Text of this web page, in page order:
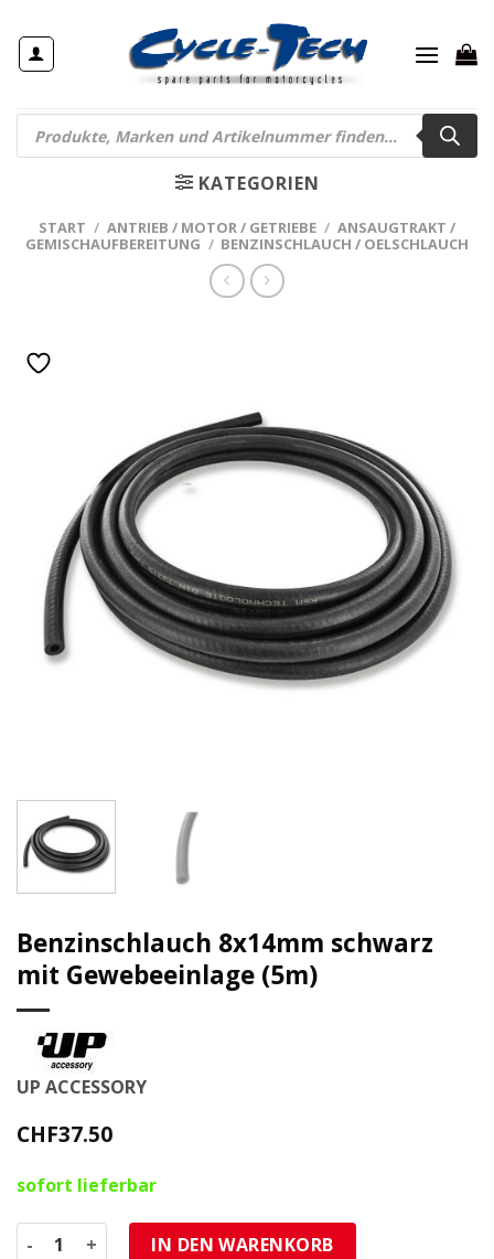
Inhalt
springen
Products
search
KATEGORIEN
START / ANTRIEB / MOTOR / GETRIEBE / ANSAUGTRAKT /
GEMISCHAUFBEREITUNG / BENZINSCHLAUCH / OELSCHLAUCH
Benzinschlauch 8x14mm schwarz
mit Gewebeeinlage (5m)
UP ACCESSORY
CHF37.50
sofort lieferbar
Benzinschlauch 8x14mm schwarz mit Gewebeeinlage (5m)
IN DEN WARENKORB